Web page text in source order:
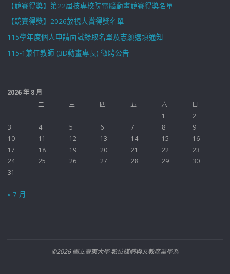
【競賽得獎】第22屆技專校院電腦動畫競賽得獎名單
【競賽得獎】2026放視大賞得獎名單
115學年度個人申請面試錄取名單及志願選填通知
115-1兼任教師 (3D動畫專長) 徵聘公告
2026 年 8 月
一
二 三 四 五 六
日
1
2
3
4 5 6 7 8
9
10
11 12 13 14 15
16
17
18 19 20 21 22
23
24
25 26 27 28 29
30
31
« 7 月
©2026 國立臺東大學 數位媒體與文教產業學系